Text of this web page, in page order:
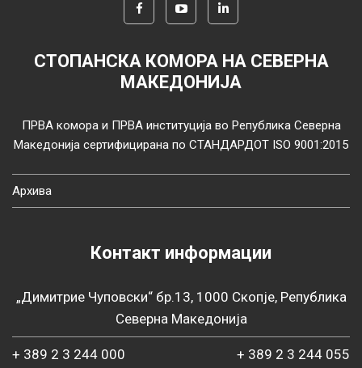
СТОПАНСКА КОМОРА НА СЕВЕРНА
МАКЕДОНИЈА
ПРВА комора и ПРВА институција во Република Северна
Македонија сертифицирана по СТАНДАРДОТ ISO 9001:2015
Архива
Контакт информации
„Димитрие Чуповски“ бр.13, 1000 Скопје, Република
Северна Македонија
+ 389 2 3 244 000 + 389 2 3 244 055